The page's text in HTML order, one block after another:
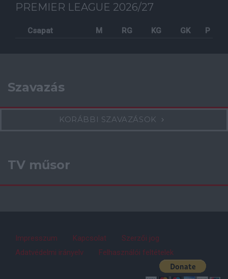
PREMIER LEAGUE 2026/27
Csapat M RG KG GK P
Szavazás
KORÁBBI SZAVAZÁSOK
TV műsor
Impresszum Kapcsolat
Szerzői jog
Adatvédelmi irányelv
Felhasználói feltételek